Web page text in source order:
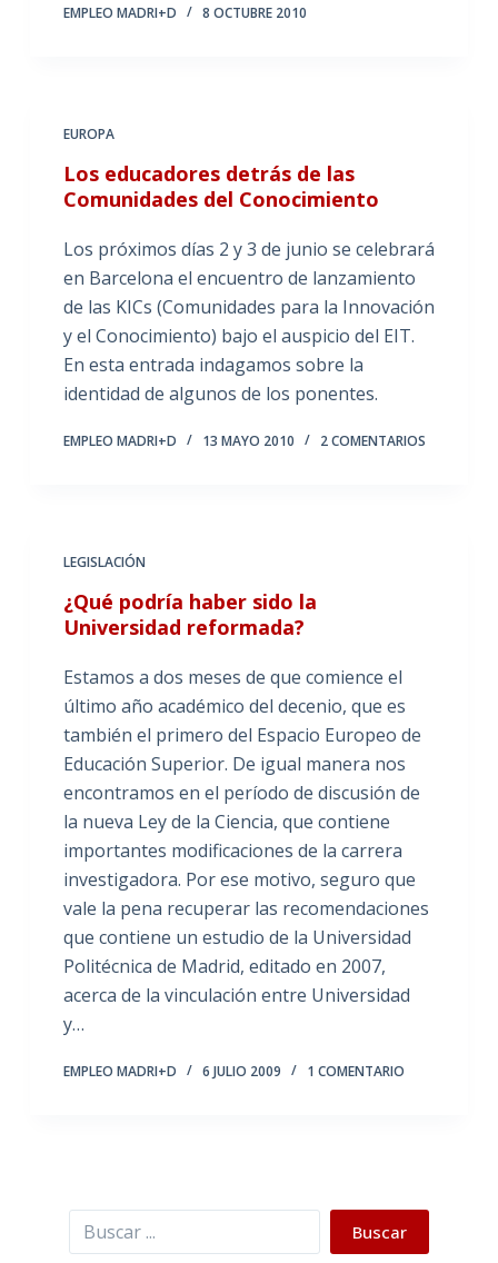
EMPLEO MADRI+D 8 OCTUBRE 2010
EUROPA
Los educadores detrás de las
Comunidades del Conocimiento
Los próximos días 2 y 3 de junio se celebrará
en Barcelona el encuentro de lanzamiento
de las KICs (Comunidades para la Innovación
y el Conocimiento) bajo el auspicio del EIT.
En esta entrada indagamos sobre la
identidad de algunos de los ponentes.
EMPLEO MADRI+D 13 MAYO 2010 2 COMENTARIOS
LEGISLACIÓN
¿Qué podría haber sido la
Universidad reformada?
Estamos a dos meses de que comience el
último año académico del decenio, que es
también el primero del Espacio Europeo de
Educación Superior. De igual manera nos
encontramos en el período de discusión de
la nueva Ley de la Ciencia, que contiene
importantes modificaciones de la carrera
investigadora. Por ese motivo, seguro que
vale la pena recuperar las recomendaciones
que contiene un estudio de la Universidad
Politécnica de Madrid, editado en 2007,
acerca de la vinculación entre Universidad
y…
EMPLEO MADRI+D 6 JULIO 2009 1 COMENTARIO
Buscar Buscar